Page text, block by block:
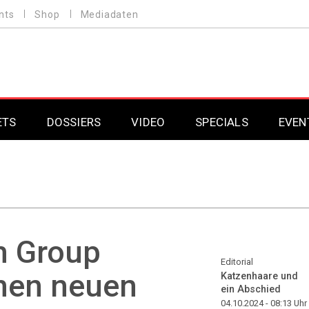
Shop Mediadaten
DOSSIERS
DAB+
VIDEO SPECIALS
Professional AV &
Professional AV &
Group
neuen
Editorial
Katzenhaare und
ein Abschied
04.10.2024 - 08:13 Uhr